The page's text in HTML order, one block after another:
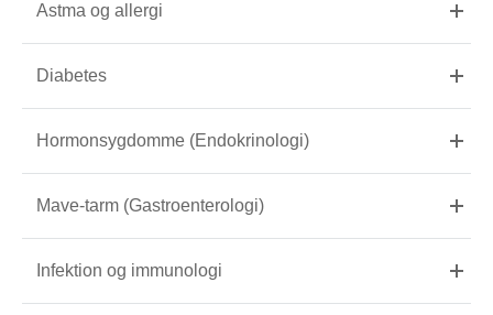
Astma og allergi
Diabetes
Hormonsygdomme (Endokrinologi)
Mave-tarm (Gastroenterologi)
Infektion og immunologi